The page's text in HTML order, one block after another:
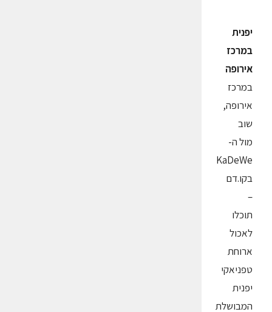
יפנית
במרכז
אירופה
במרכז
אירופה,
שוב
מול ה-
KaDeWe
בקו.דם
–
תוכלו
לאכול
ארוחת
טפניאקי
יפנית
המבושלת